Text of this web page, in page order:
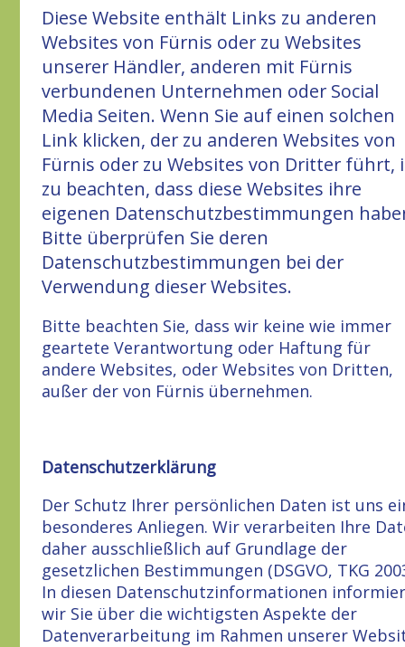
Diese Website enthält Links zu anderen
Websites von Fürnis oder zu Websites
unserer Händler, anderen mit Fürnis
verbundenen Unternehmen oder Social
Media Seiten. Wenn Sie auf einen solchen
Link klicken, der zu anderen Websites von
Fürnis oder zu Websites von Dritter führt,
zu beachten, dass diese Websites ihre
eigenen Datenschutzbestimmungen
Bitte überprüfen Sie deren
Datenschutzbestimmungen bei der
Verwendung dieser Websites.
Bitte beachten Sie, dass wir keine wie immer
geartete Verantwortung oder Haftung für
andere Websites, oder Websites von Dritten,
außer der von Fürnis übernehmen.
Datenschutzerklärung
Der Schutz Ihrer persönlichen Daten ist uns
besonderes Anliegen. Wir verarbeiten Ihre
daher ausschließlich auf Grundlage der
gesetzlichen Bestimmungen (DSGVO, TKG
In diesen Datenschutzinformationen
wir Sie über die wichtigsten Aspekte der
Datenverarbeitung im Rahmen unserer